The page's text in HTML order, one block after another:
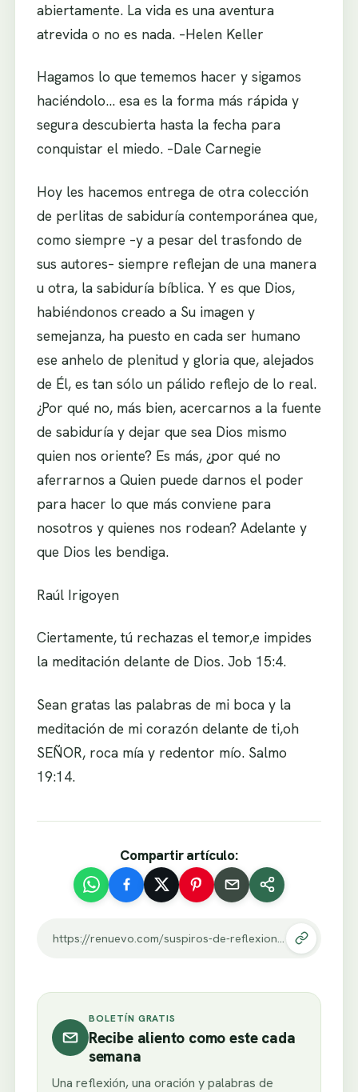
abiertamente. La vida es una aventura
atrevida o no es nada. –Helen Keller
Hagamos lo que tememos hacer y sigamos
haciéndolo… esa es la forma más rápida y
segura descubierta hasta la fecha para
conquistar el miedo. –Dale Carnegie
Hoy les hacemos entrega de otra colección
de perlitas de sabiduría contemporánea que,
como siempre –y a pesar del trasfondo de
sus autores– siempre reflejan de una manera
u otra, la sabiduría bíblica. Y es que Dios,
habiéndonos creado a Su imagen y
semejanza, ha puesto en cada ser humano
ese anhelo de plenitud y gloria que, alejados
de Él, es tan sólo un pálido reflejo de lo real.
¿Por qué no, más bien, acercarnos a la fuente
de sabiduría y dejar que sea Dios mismo
quien nos oriente? Es más, ¿por qué no
aferrarnos a Quien puede darnos el poder
para hacer lo que más conviene para
nosotros y quienes nos rodean? Adelante y
que Dios les bendiga.
Raúl Irigoyen
Ciertamente, tú rechazas el temor,e impides
la meditación delante de Dios. Job 15:4.
Sean gratas las palabras de mi boca y la
meditación de mi corazón delante de ti,oh
SEÑOR, roca mía y redentor mío. Salmo
19:14.
Compartir artículo:
https://renuevo.com/suspiros-de-reflexion.html
BOLETÍN GRATIS
Recibe aliento como este cada
semana
Una reflexión, una oración y palabras de